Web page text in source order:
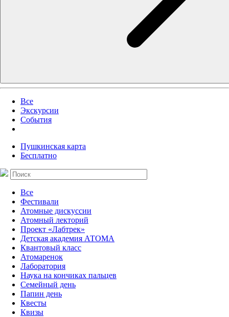
Все
Экскурсии
События
Пушкинская карта
Бесплатно
Все
Фестивали
Атомные дискуссии
Атомный лекторий
Проект «Лабтрек»
Детская академия АТОМА
Квантовый класс
Атомаренок
Лаборатория
Наука на кончиках пальцев
Семейный день
Папин день
Квесты
Квизы